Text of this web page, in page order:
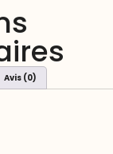
Avis (0)